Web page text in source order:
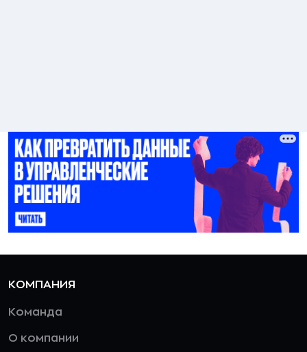
КОМПАНИЯ
Команда
О компании